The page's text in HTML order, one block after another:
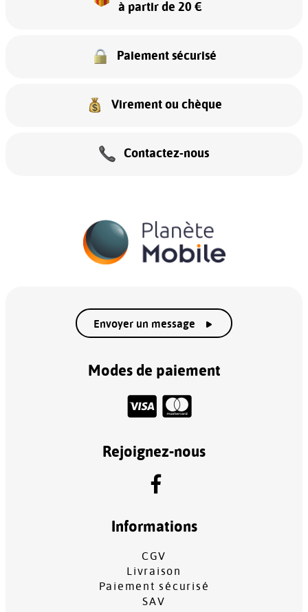
à partir de 20 €
Paiement sécurisé
Virement ou chèque
Contactez-nous
Envoyer un message
Modes de paiement
Rejoignez-nous
Informations
CGV
Livraison
Paiement sécurisé
SAV